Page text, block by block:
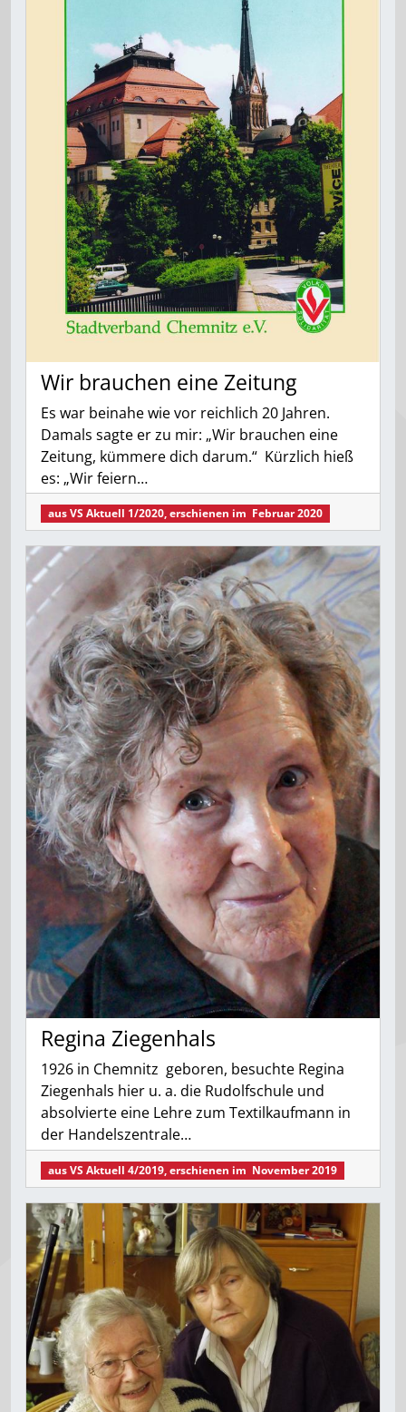
Wir brauchen eine Zeitung
Es war beinahe wie vor reichlich 20 Jahren.
Damals sagte er zu mir: „Wir brauchen eine
Zeitung, kümmere dich darum.“ Kürzlich hieß
es: „Wir feiern…
ausVS Aktuell 1/2020, erschienen im Februar 2020
Regina Ziegenhals
1926 in Chemnitz geboren, besuchte Regina
Ziegenhals hier u. a. die Rudolfschule und
absolvierte eine Lehre zum Textilkaufmann in
der Handelszentrale…
ausVS Aktuell 4/2019, erschienen im November 2019